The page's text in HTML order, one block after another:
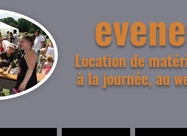
Location de
à la journée, au